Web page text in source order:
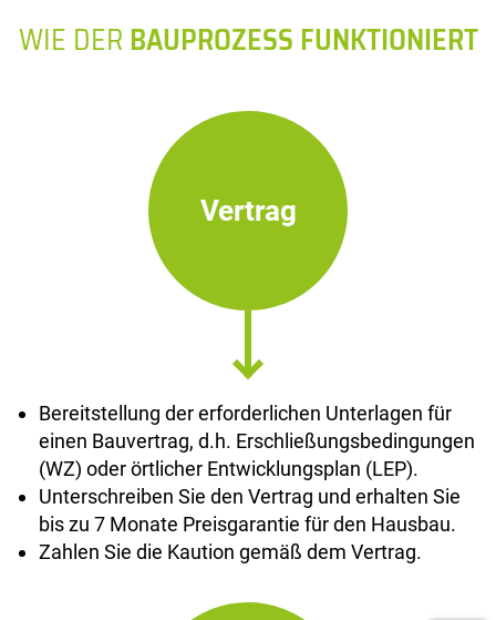
WIE DERBAUPROZESS FUNKTIONIERT
Vertrag
Bereitstellung der erforderlichen Unterlagen für
einen Bauvertrag, d.h. Erschließungsbedingungen
(WZ) oder örtlicher Entwicklungsplan (LEP).
Unterschreiben Sie den Vertrag und erhalten Sie
bis zu 7 Monate Preisgarantie für den Hausbau.
Zahlen Sie die Kaution gemäß dem Vertrag.